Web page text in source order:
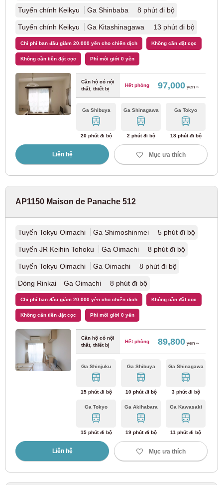
Tuyến chính Keikyu Ga Shinbaba 8 phút đi bộ
Tuyến chính Keikyu Ga Kitashinagawa 13 phút đi bộ
Chi phí ban đầu giảm 20.000 yên cho chiến dịch Không cần đặt cọc
Không cần tiền đặt cọc Phí môi giới 0 yên
Căn hộ có nội
thất, thiết bị
Hết phòng 97,000yen～
Ga Shibuya
20 phút đi bộ
Ga Shinagawa
2 phút đi bộ
Ga Tokyo
18 phút đi bộ
Liên hệ Mục ưa thích
AP1150 Maison de Panache 512
Tuyến Tokyu Oimachi Ga Shimoshinmei 5 phút đi bộ
Tuyến JR Keihin Tohoku Ga Oimachi 8 phút đi bộ
Tuyến Tokyu Oimachi Ga Oimachi 8 phút đi bộ
Dòng Rinkai Ga Oimachi 8 phút đi bộ
Chi phí ban đầu giảm 20.000 yên cho chiến dịch Không cần đặt cọc
Không cần tiền đặt cọc Phí môi giới 0 yên
Căn hộ có nội
thất, thiết bị
Hết phòng 89,800yen～
Ga Shinjuku
15 phút đi bộ
Ga Shibuya
10 phút đi bộ
Ga Shinagawa
3 phút đi bộ
Ga Tokyo
15 phút đi bộ
Ga Akihabara
19 phút đi bộ
Ga Kawasaki
11 phút đi bộ
Liên hệ Mục ưa thích